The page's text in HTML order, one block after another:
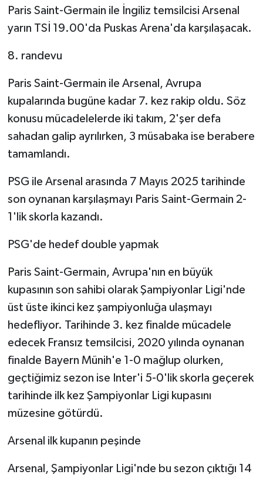
Paris Saint-Germain ile İngiliz temsilcisi Arsenal
yarın TSİ 19.00'da Puskas Arena'da karşılaşacak.
8. randevu
Paris Saint-Germain ile Arsenal, Avrupa
kupalarında bugüne kadar 7. kez rakip oldu. Söz
konusu mücadelelerde iki takım, 2'şer defa
sahadan galip ayrılırken, 3 müsabaka ise berabere
tamamlandı.
PSG ile Arsenal arasında 7 Mayıs 2025 tarihinde
son oynanan karşılaşmayı Paris Saint-Germain 2-
1'lik skorla kazandı.
PSG'de hedef double yapmak
Paris Saint-Germain, Avrupa'nın en büyük
kupasının son sahibi olarak Şampiyonlar Ligi'nde
üst üste ikinci kez şampiyonluğa ulaşmayı
hedefliyor. Tarihinde 3. kez finalde mücadele
edecek Fransız temsilcisi, 2020 yılında oynanan
finalde Bayern Münih'e 1-0 mağlup olurken,
geçtiğimiz sezon ise Inter'i 5-0'lik skorla geçerek
tarihinde ilk kez Şampiyonlar Ligi kupasını
müzesine götürdü.
Arsenal ilk kupanın peşinde
Arsenal, Şampiyonlar Ligi'nde bu sezon çıktığı 14